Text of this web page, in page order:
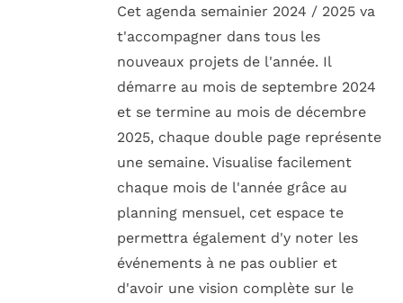
Cet agenda semainier 2024 / 2025 va
t'accompagner dans tous les
nouveaux projets de l'année. Il
démarre au mois de septembre 2024
et se termine au mois de décembre
2025, chaque double page représente
une semaine. Visualise facilement
chaque mois de l'année grâce au
planning mensuel, cet espace te
permettra également d'y noter les
événements à ne pas oublier et
d'avoir une vision complète sur le